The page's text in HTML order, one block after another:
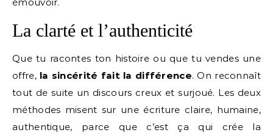
La clarté et l’authenticité
Que tu racontes ton histoire ou que tu vendes une
offre, la sincérité fait la différence. On reconnaît
tout de suite un discours creux et surjoué. Les deux
méthodes misent sur une écriture claire, humaine,
authentique, parce que c’est ça qui crée la